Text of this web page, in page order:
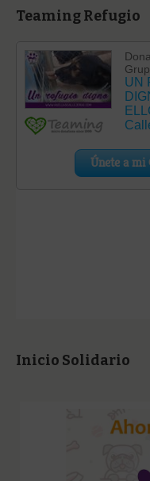
Teaming Refugio
Inicio Solidario